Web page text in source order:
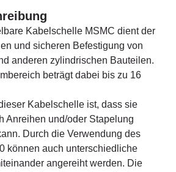
Kabelschelle MSMC dient der
und sicheren Befestigung von
anderen zylindrischen Bauteilen.
beträgt dabei bis zu 16
Kabelschelle ist, dass sie
An­reihen und/oder Stapelung
Durch die Verwendung des
können auch unterschiedliche
angereiht werden. Die